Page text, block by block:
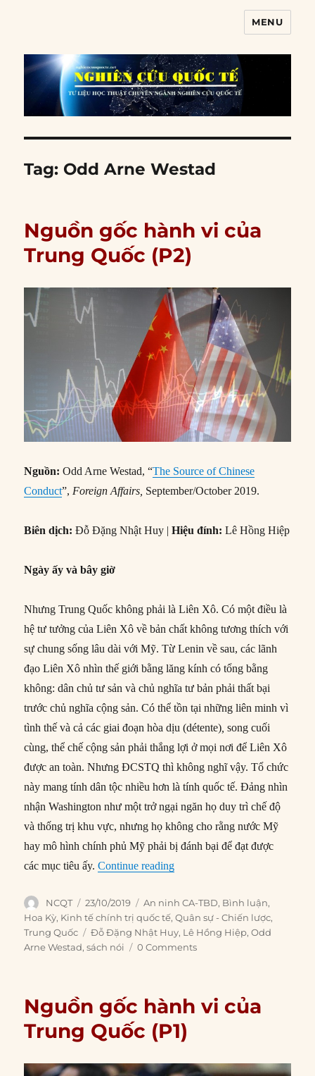
MENU
Tag: Odd Arne Westad
Nguồn gốc hành vi của
Trung Quốc (P2)
Nguồn: Odd Arne Westad, “The Source of Chinese
Conduct”, Foreign Affairs, September/October 2019.
Biên dịch: Đỗ Đặng Nhật Huy |Hiệu đính:Lê Hồng Hiệp
Ngày ấy và bây giờ
Nhưng Trung Quốc không phải là Liên Xô. Có một điều là
hệ tư tưởng của Liên Xô về bản chất không tương thích với
sự chung sống lâu dài với Mỹ. Từ Lenin về sau, các lãnh
đạo Liên Xô nhìn thế giới bằng lăng kính có tổng bằng
không: dân chủ tư sản và chủ nghĩa tư bản phải thất bại
trước chủ nghĩa cộng sản. Có thể tồn tại những liên minh vì
tình thế và cả các giai đoạn hòa dịu (détente) ,song cuối
cùng, thể chế cộng sản phải thắng lợi ở mọi nơi để Liên Xô
được an toàn. Nhưng ĐCSTQ thì không nghĩ vậy. Tổ chức
này mang tính dân tộc nhiều hơn là tính quốc tế. Đảng nhìn
nhận Washington như một trở ngại ngăn họ duy trì chế độ
và thống trị khu vực, nhưng họ không cho rằng nước Mỹ
hay mô hình chính phủ Mỹ phải bị đánh bại để đạt được
các mục tiêu ấy.Continue reading“Nguồn gốc hành vi của
Author
NCQT
Posted
on
23/10/2019 Categories
An ninh CA-TBD, Bình luận,
Hoa Kỳ, Kinh tế chính trị quốc tế,Quân sự - Chiến lược,
Trung Quốc
Tags
Đỗ Đặng Nhật Huy, Lê Hồng Hiệp,Odd
Arne Westad,sách nói 0 Comments
Nguồn gốc hành vi của
Trung Quốc (P1)